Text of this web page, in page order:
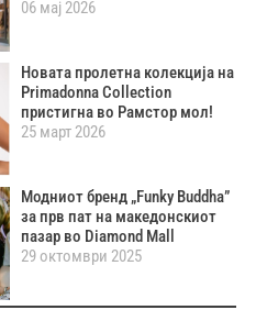
06 мај 2026
Новата пролетна колекција на
Primadonna Collection
пристигна во Рамстор мол!
25 март 2026
Модниот бренд „Funky Buddha”
за прв пат на македонскиот
пазар во Diamond Mall
29 октомври 2025